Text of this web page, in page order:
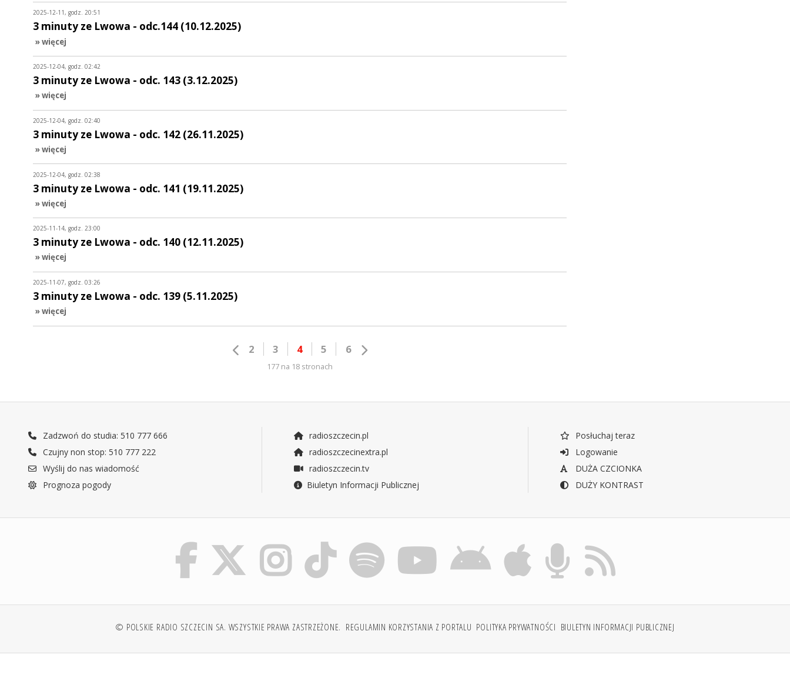
2025-12-11, godz. 20:51
3 minuty ze Lwowa - odc.144 (10.12.2025)
» więcej
2025-12-04, godz. 02:42
3 minuty ze Lwowa - odc. 143 (3.12.2025)
» więcej
2025-12-04, godz. 02:40
3 minuty ze Lwowa - odc. 142 (26.11.2025)
» więcej
2025-12-04, godz. 02:38
3 minuty ze Lwowa - odc. 141 (19.11.2025)
» więcej
2025-11-14, godz. 23:00
3 minuty ze Lwowa - odc. 140 (12.11.2025)
» więcej
2025-11-07, godz. 03:26
3 minuty ze Lwowa - odc. 139 (5.11.2025)
» więcej
2 3 4 5 6
177 na 18 stronach
Zadzwoń do studia: 510 777 666
Czujny non stop: 510 777 222
Wyślij do nas wiadomość
Prognoza pogody
radioszczecin.pl
radioszczecinextra.pl
radioszczecin.tv
Biuletyn Informacji Publicznej
Posłuchaj teraz
Logowanie
DUŻA CZCIONKA
DUŻY KONTRAST
© POLSKIE RADIO SZCZECIN SA. WSZYSTKIE PRAWA ZASTRZEŻONE. REGULAMIN KORZYSTANIA Z PORTALU POLITYKA PRYWATNOŚCI BIULETYN INFORMACJI PUBLICZNEJ